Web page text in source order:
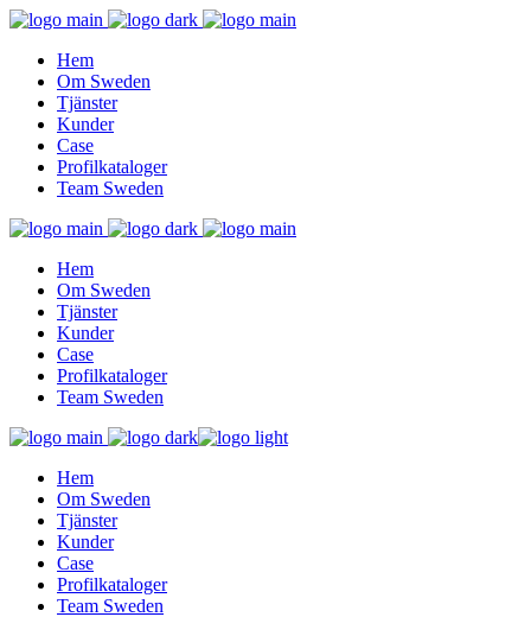
Hem
Om Sweden
Tjänster
Kunder
Case
Profilkataloger
Team Sweden
Hem
Om Sweden
Tjänster
Kunder
Case
Profilkataloger
Team Sweden
Hem
Om Sweden
Tjänster
Kunder
Case
Profilkataloger
Team Sweden